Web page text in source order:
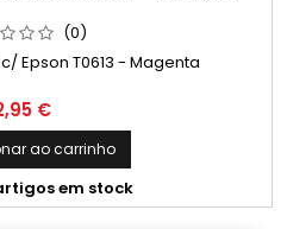
(0)
Epson T0613 - Magenta
€
ao carrinho
em stock